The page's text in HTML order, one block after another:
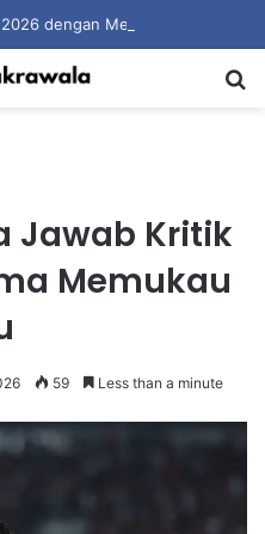
Jawab Kritik
Memukau
59 Less than a minute